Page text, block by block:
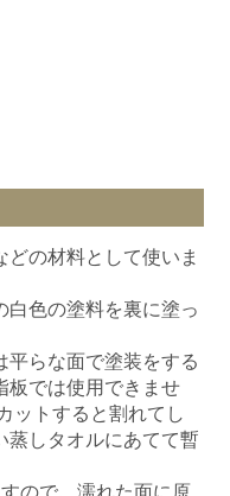
の材料として使いま
白色の塗料を裏に塗っ
平らな面で塗装をする
板では使用できませ
ットすると割れてし
蒸しタオルにあてて暫
ので、濡れた面に原